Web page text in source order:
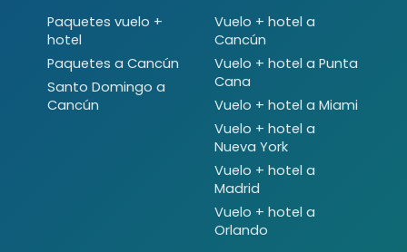
Paquetes vuelo +
hotel
Paquetes a Cancún
Santo Domingo a
Cancún
Vuelo + hotel a
Cancún
Vuelo + hotel a Punta
Cana
Vuelo + hotel a Miami
Vuelo + hotel a
Nueva York
Vuelo + hotel a
Madrid
Vuelo + hotel a
Orlando